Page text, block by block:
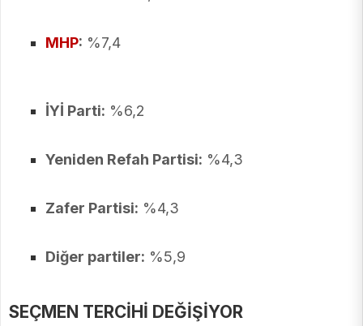
MHP: %7,4
İYİ Parti: %6,2
Yeniden Refah Partisi: %4,3
Zafer Partisi: %4,3
Diğer partiler: %5,9
SEÇMEN TERCİHİ DEĞİŞİYOR